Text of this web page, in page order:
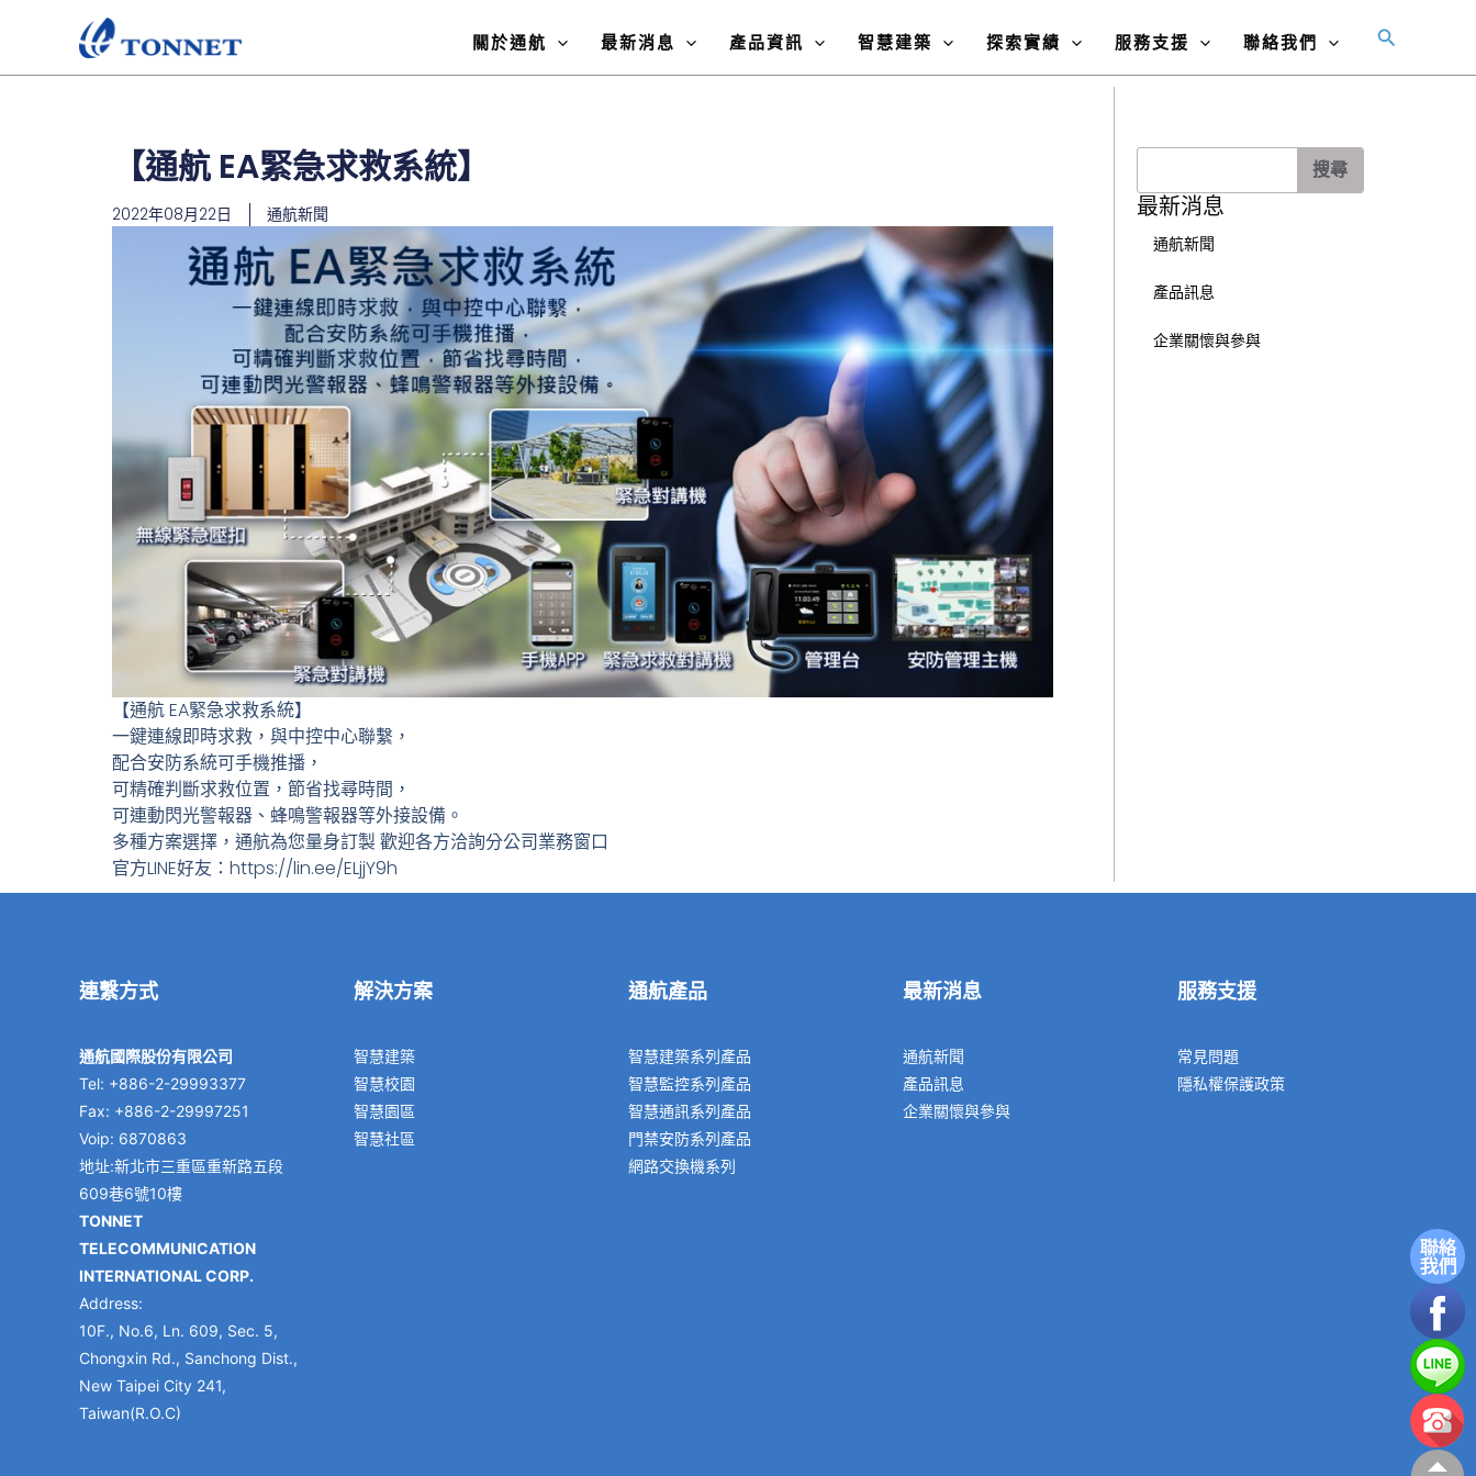
關於通航 最新消息 產品資訊 智慧建築 探索實績 服務支援 聯絡我們
搜
【通航 EA緊急求救系統】
2022年08月22日 通航新聞
【通航 EA緊急求救系統】
一鍵連線即時求救，與中控中心聯繫，
配合安防系統可手機推播，
可精確判斷求救位置，節省找尋時間，
可連動閃光警報器、蜂鳴警報器等外接設備。
多種方案選擇，通航為您量身訂製 歡迎各方洽詢分公司業務窗口
官方LINE好友：https://lin.ee/ELjjY9h
尋
搜尋
最新消息
通航新聞
產品訊息
企業關懷與參與
連繫方式
通航國際股份有限公司
Tel: +886-2-29993377
Fax: +886-2-29997251
Voip: 6870863
地址:新北市三重區重新路五段
609巷6號10樓
TONNET
TELECOMMUNICATION
INTERNATIONAL CORP.
Address:
10F., No.6, Ln. 609, Sec. 5,
Chongxin Rd., Sanchong Dist.,
New Taipei City 241,
Taiwan(R.O.C)
解決方案
智慧建築
智慧校園
智慧園區
智慧社區
通航產品
智慧建築系列產品
智慧監控系列產品
智慧通訊系列產品
門禁安防系列產品
網路交換機系列
最新消息
通航新聞
產品訊息
企業關懷與參與
服務支援
常見問題
隱私權保護政策